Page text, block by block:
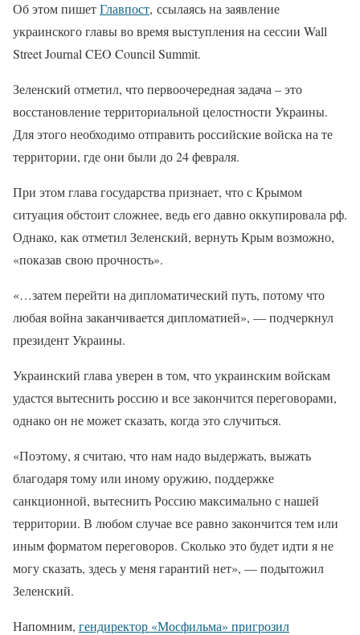
Об этом пишетГлавпост, ссылаясь на заявление
украинского главы во время выступления на сессии Wall
Street Journal CEO Council Summit.
Зеленский отметил, что первоочередная задача – это
восстановление территориальной целостности Украины.
Для этого необходимо отправить российские войска на те
территории, где они были до 24 февраля.
При этом глава государства признает, что с Крымом
ситуация обстоит сложнее, ведь его давно оккупировала рф.
Однако, как отметил Зеленский, вернуть Крым возможно,
«показав свою прочность».
«…затем перейти на дипломатический путь, потому что
любая война заканчивается дипломатией», — подчеркнул
президент Украины.
Украинский глава уверен в том, что украинским войскам
удастся вытеснить россию и все закончится переговорами,
однако он не может сказать, когда это случиться.
«Поэтому, я считаю, что нам надо выдержать, выжать
благодаря тому или иному оружию, поддержке
санкционной, вытеснить Россию максимально с нашей
территории. В любом случае все равно закончится тем или
иным форматом переговоров. Сколько это будет идти я не
могу сказать, здесь у меня гарантий нет», — подытожил
Зеленский.
Напомним, гендиректор «Мосфильма» пригрозил